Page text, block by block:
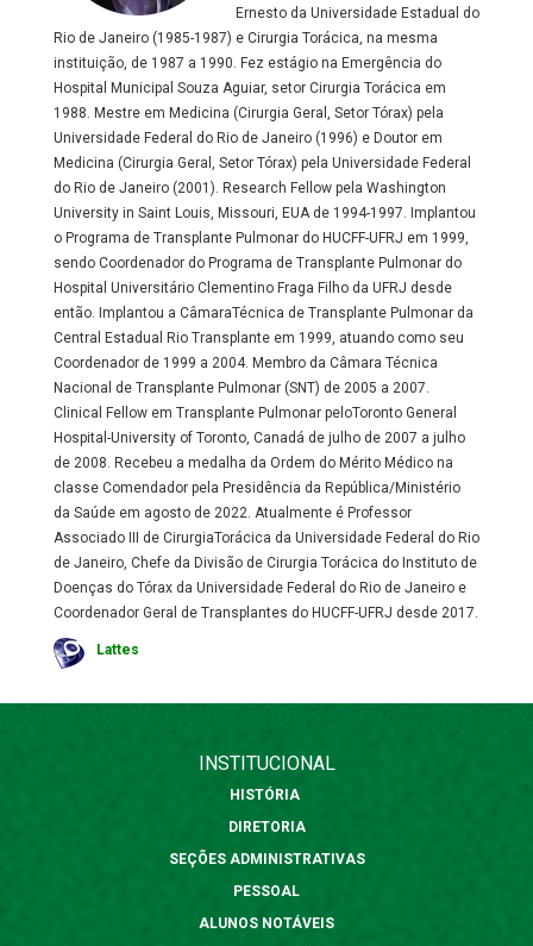
Ernesto da Universidade Estadual do
Rio de Janeiro (1985-1987) e Cirurgia Torácica, na mesma
instituição, de 1987 a 1990. Fez estágio na Emergência do
Hospital Municipal Souza Aguiar, setor Cirurgia Torácica em
1988. Mestre em Medicina (Cirurgia Geral, Setor Tórax) pela
Universidade Federal do Rio de Janeiro (1996) e Doutor em
Medicina (Cirurgia Geral, Setor Tórax) pela Universidade Federal
do Rio de Janeiro (2001). Research Fellow pela Washington
University in Saint Louis, Missouri, EUA de 1994-1997. Implantou
o Programa de Transplante Pulmonar do HUCFF-UFRJ em 1999,
sendo Coordenador do Programa de Transplante Pulmonar do
Hospital Universitário Clementino Fraga Filho da UFRJ desde
então. Implantou a CâmaraTécnica de Transplante Pulmonar da
Central Estadual Rio Transplante em 1999, atuando como seu
Coordenador de 1999 a 2004. Membro da Câmara Técnica
Nacional de Transplante Pulmonar (SNT) de 2005 a 2007.
Clinical Fellow em Transplante Pulmonar peloToronto General
Hospital-University of Toronto, Canadá de julho de 2007 a julho
de 2008. Recebeu a medalha da Ordem do Mérito Médico na
classe Comendador pela Presidência da República/Ministério
da Saúde em agosto de 2022. Atualmente é Professor
Associado III de CirurgiaTorácica da Universidade Federal do Rio
de Janeiro, Chefe da Divisão de Cirurgia Torácica do Instituto de
Doenças do Tórax da Universidade Federal do Rio de Janeiro e
Coordenador Geral de Transplantes do HUCFF-UFRJ desde 2017.
Lattes
INSTITUCIONAL
HISTÓRIA
DIRETORIA
SEÇÕES ADMINISTRATIVAS
PESSOAL
ALUNOS NOTÁVEIS